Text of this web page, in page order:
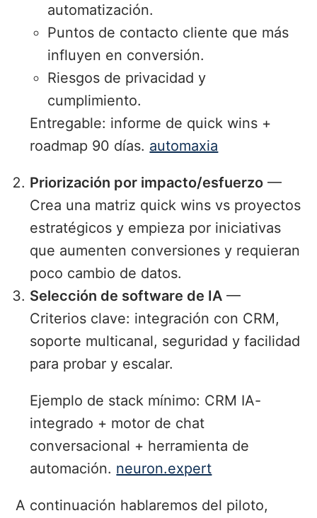
automatización.
Puntos de contacto cliente que más
influyen en conversión.
Riesgos de privacidad y
cumplimiento.
Entregable: informe de quick wins +
roadmap 90 días. automaxia
Priorización por impacto/esfuerzo —
Crea una matriz quick wins vs proyectos
estratégicos y empieza por iniciativas
que aumenten conversiones y requieran
poco cambio de datos.
Selección de software de IA —
Criterios clave: integración con CRM,
soporte multicanal, seguridad y facilidad
para probar y escalar.
Ejemplo de stack mínimo: CRM IA-
integrado + motor de chat
conversacional + herramienta de
automación. neuron.expert
A continuación hablaremos del piloto,